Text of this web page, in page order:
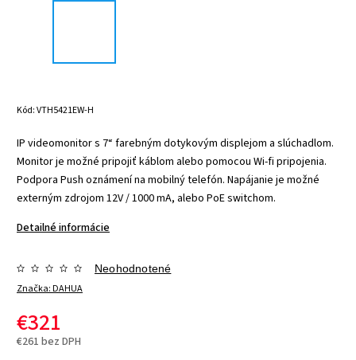
Kód:VTH5421EW-H
IP videomonitor s 7“ farebným dotykovým displejom a slúchadlom.
Monitor je možné pripojiť káblom alebo pomocou Wi-fi pripojenia.
Podpora Push oznámení na mobilný telefón. Napájanie je možné
externým zdrojom 12V / 1000 mA, alebo PoE switchom.
Detailné informácie
Značka:DAHUA
Neohodnotené
€321
€261 bez DPH